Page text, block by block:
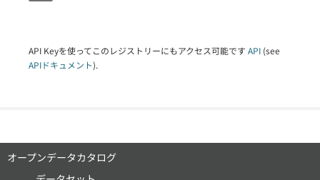
API Keyを使ってこのレジストリーにもアクセス可能です API (see
APIドキュメント).
オープンデータカタログ